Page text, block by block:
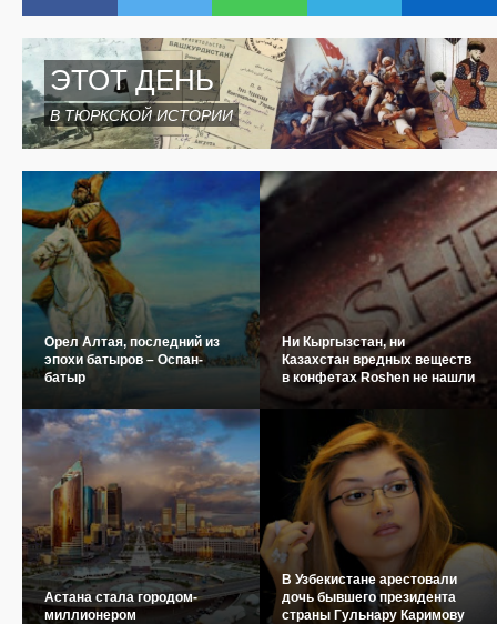
ЭТОТ ДЕНЬ
В ТЮРКСКОЙ ИСТОРИИ
Орел Алтая, последний из
эпохи батыров – Оспан-
батыр
Ни Кыргызстан, ни
Казахстан вредных веществ
в конфетах Roshen не нашли
Астана стала городом-
миллионером
В Узбекистане арестовали
дочь бывшего президента
страны Гульнару Каримову